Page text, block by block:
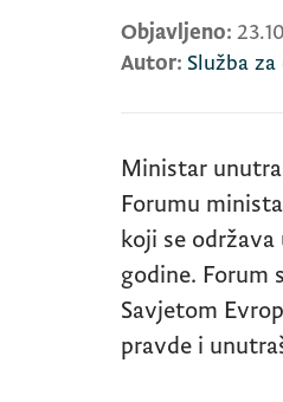
Objavljeno:
Autor: Služba
Ministar
Forumu
koji se
godine. Forum
Savjetom
pravde i